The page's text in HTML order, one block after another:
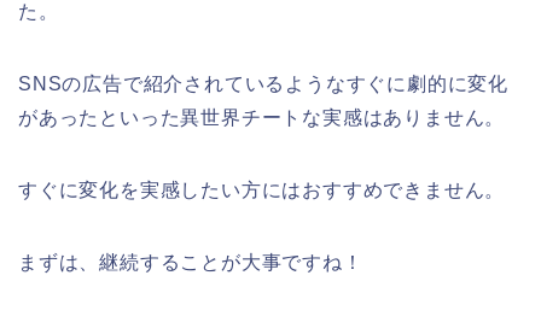
た。
SNSの広告で紹介されているようなすぐに劇的に変化
があったといった異世界チートな実感はありません。
すぐに変化を実感したい方にはおすすめできません。
まずは、継続することが大事ですね！